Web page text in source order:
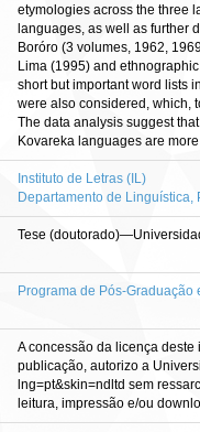
etymologies across the three
languages, as well as further
Boróro (3 volumes, 1962,
Lima (1995) and
short but important word lists
were also considered, which,
The data analysis suggest
Kovareka languages are
Instituto de Letras (IL)
Departamento de
Tese
Programa de Pós-Graduação
A concessão da licença
publicação, autorizo a
lng=pt&skin=ndltd sem
leitura, impressão e/ou